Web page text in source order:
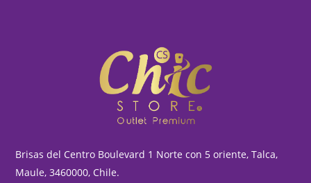
Brisas del Centro Boulevard 1 Norte con 5 oriente, Talca,
Maule, 3460000, Chile.